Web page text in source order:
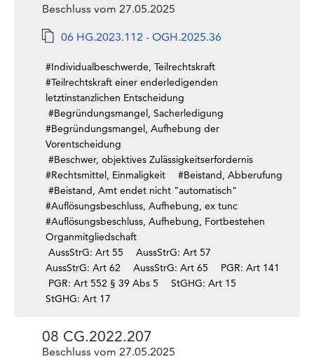
Beschluss vom 27.05.2025
06 HG.2023.112 - OGH.2025.36
#Individualbeschwerde, Teilrechtskraft
#Teilrechtskraft einer enderledigenden
letztinstanzlichen Entscheidung
#Begründungsmangel, Sacherledigung
#Begründungsmangel, Aufhebung der
Vorentscheidung
#Beschwer, objektives Zulässigkeitserfordernis
#Rechtsmittel, Einmaligkeit
#Beistand, Abberufung
#Beistand, Amt endet nicht "automatisch"
#Auflösungsbeschluss, Aufhebung, ex tunc
#Auflösungsbeschluss, Aufhebung, Fortbestehen
Organmitgliedschaft
AussStrG: Art 55
AussStrG: Art 57
AussStrG: Art 62
AussStrG: Art 65
PGR: Art 141
PGR: Art 552 § 39 Abs 5
StGHG: Art 15
StGHG: Art 17
08 CG.2022.207
Beschluss vom 27.05.2025